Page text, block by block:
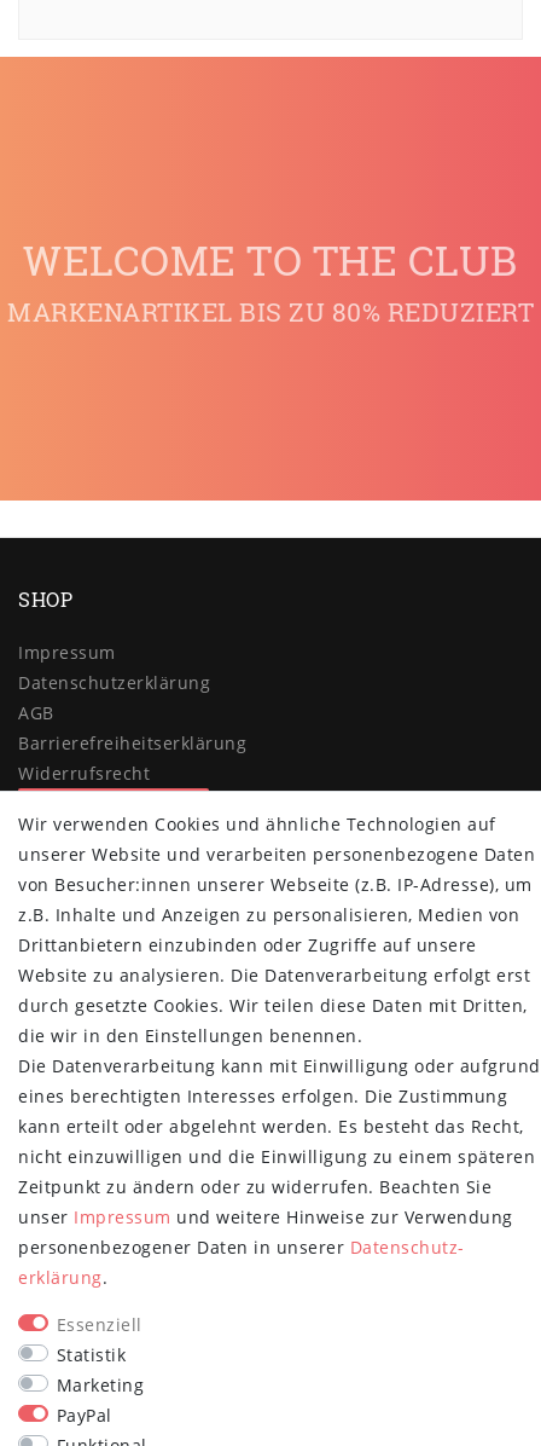
WELCOME TO THE CLUB
MARKENARTIKEL BIS ZU 80% REDUZIERT
SHOP
Impressum
Daten­schutz­erklärung
AGB
Barrierefreiheitserklärung
Widerrufs­recht
MYPOPUPCLUB
Über uns
Retoure
Versand- und Zahlungsbedingungen
NEWSLETTER
E-MAIL **
Newsletter
Honig
Hiermit bestätige ich, dass ich dieDaten­schutz­erklärunggelesen habe.
Meine Einwilligung kann ich jederzeit widerrufen.**
Abonnieren
** Hierbei handelt es sich um ein Pflichtfeld.
STAY CONNECTED
Wir verwenden Cookies und ähnliche Technologien auf
unserer Website und verarbeiten personenbezogene Daten
von Besucher:innen unserer Webseite (z.B. IP-Adresse), um
z.B. Inhalte und Anzeigen zu personalisieren, Medien von
Drittanbietern einzubinden oder Zugriffe auf unsere
Website zu analysieren. Die Datenverarbeitung erfolgt erst
durch gesetzte Cookies. Wir teilen diese Daten mit Dritten,
die wir in den Einstellungen benennen.
Die Datenverarbeitung kann mit Einwilligung oder aufgrund
eines berechtigten Interesses erfolgen. Die Zustimmung
kann erteilt oder abgelehnt werden. Es besteht das Recht,
nicht einzuwilligen und die Einwilligung zu einem späteren
Zeitpunkt zu ändern oder zu widerrufen. Beachten Sie
unser Impressum und weitere Hinweise zur Verwendung
personenbezogener Daten in unserer Daten­schutz­
erklärung.
Essenziell
Statistik
Marketing
PayPal